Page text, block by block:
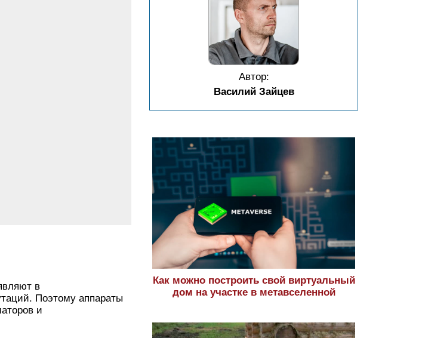
в
Поэтому аппараты
и
Автор:
Василий Зайцев
Как можно построить свой виртуальный
дом на участке в метавселенной